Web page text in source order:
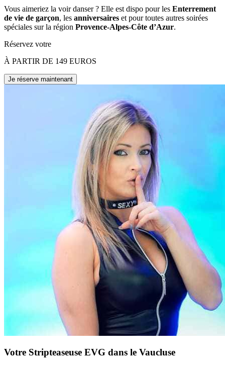
Vous aimeriez la voir danser ? Elle est dispo pour les Enterrement
de vie de garçon, les anniversaires et pour toutes autres soirées
spéciales sur la région Provence-Alpes-Côte d’Azur.
Réservez votre
À PARTIR DE 149 EUROS
Votre Stripteaseuse EVG dans le Vaucluse